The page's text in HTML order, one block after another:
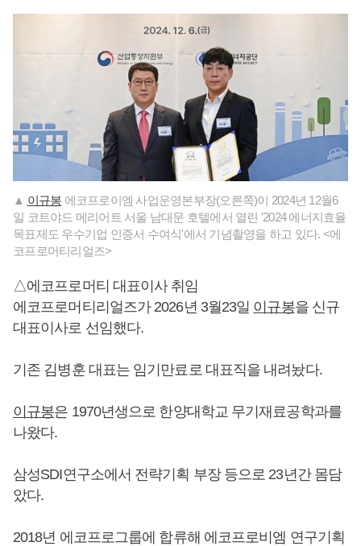
▲ 이규봉 에코프로이엠 사업운영본부장(오른쪽)이 2024년 12월6
일 코트야드 메리어트 서울 남대문 호텔에서 열린 '2024 에너지효율
목표제도 우수기업 인증서 수여식'에서 기념촬영을 하고 있다. <에
코프로머티리얼즈>
△에코프로머티 대표이사 취임
에코프로머티리얼즈가 2026년 3월23일 이규봉을 신규
대표이사로 선임했다.
기존 김병훈 대표는 임기만료로 대표직을 내려놨다.
이규봉은 1970년생으로 한양대학교 무기재료공학과를
나왔다.
삼성SDI연구소에서 전략기획 부장 등으로 23년간 몸담
았다.
2018년 에코프로그룹에 합류해 에코프로비엠 연구기획